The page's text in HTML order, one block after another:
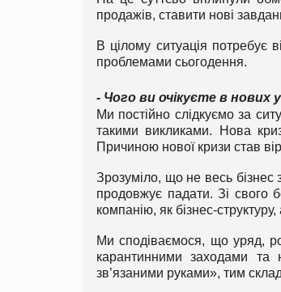
продажів, ставити нові
В цілому ситуація потребує
проблемами сьогодення.
- Чого ви очікуєте в нових
Ми постійно слідкуємо за
такими викликами. Нова
Причиною нової кризи став
Зрозуміло, що не весь бізнес
продовжує падати. Зі свого
компанію, як бізнес-
Ми сподіваємося, що уряд,
карантинними заходами та
зв’язаними руками», тим